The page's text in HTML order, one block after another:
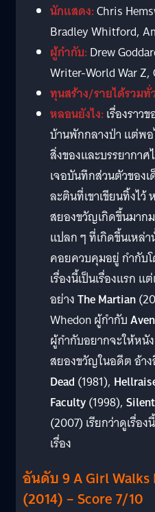
นักแสดง:Chris
Bradley Whitford,
ผู้กำกับ:Drew
Writer-World War Z,
ทุนสร้าง/รายได้รวมทั่
หลอนยังไง:เรื่องราว
บ้านพักกลางป่า แต่พ
สิ่งของและบรรยากา
เจอบันทึกส่วนตัวของ
ละตินที่เขาเขียนทิ้งไว้
สยองขวัญเกิดขึ้นมากม
แปลก ๆ ที่เกิดขึ้นเหล่
คอยควบคุมอยู่ กำกับ
เรื่องนี้เป็นเรื่องแรก
อย่างThe Martian
Whedon ผู้กำกับ
ผู้กำกับอยากจะให้หนั
สยองขวัญในอดีต อ้า
Dead (1981),
Faculty(1998),
(2007) เรียกว่าดูเรื่อ
เรื่อง
อันดับ 9 A Girl
(2014) – Score 7/10